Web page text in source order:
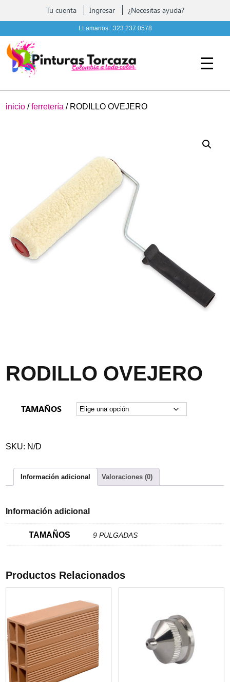
Contáctenos
LLamanos : 323 237 0578
Tu cuenta Ingresar ¿Necesitas ayuda?
☰
inicio /ferretería / RODILLO OVEJERO
RODILLO OVEJERO
TAMAÑOS
SKU: N/D
Información adicional Valoraciones (0)
Información adicional
TAMAÑOS 9 PULGADAS
Productos Relacionados